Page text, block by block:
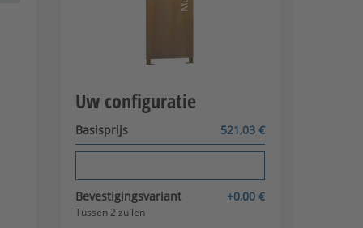
Uw configuratie
Basisprijs 521,03 €
Bevestigingsvariant +0,00 €
Tussen 2 zuilen